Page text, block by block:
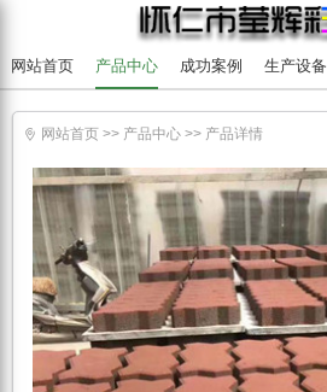
网站首页 产品中心 成功案例 生产设备
 网站首页 >> 产品中心 >> 产品详情